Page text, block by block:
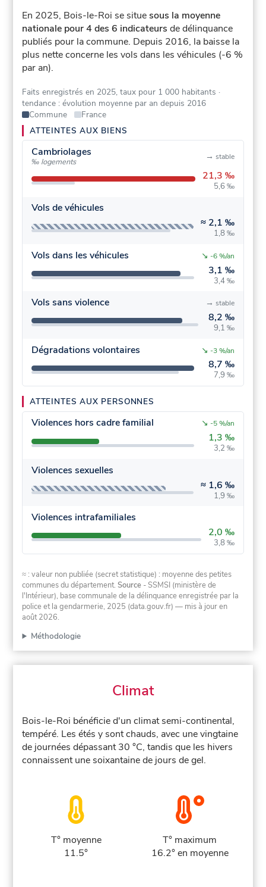
En 2025, Bois-le-Roi se situesous la moyenne
nationale pour 4 des 6 indicateurs de délinquance
publiés pour la commune. Depuis 2016, la baisse la
plus nette concerne les vols dans les véhicules (-6 %
par an).
Faits enregistrés en 2025, taux pour 1 000 habitants ·
tendance : évolution moyenne par an depuis 2016
Commune
France
ATTEINTES AUX BIENS
Cambriolages
‰ logements
21,3 ‰
5,6 ‰
→ stable
Vols de véhicules
≈ 2,1 ‰
1,8 ‰
Vols dans les véhicules
3,1 ‰
3,4 ‰
↘ -6 %/an
Vols sans violence
8,2 ‰
9,1 ‰
→ stable
Dégradations volontaires
8,7 ‰
7,9 ‰
↘ -3 %/an
ATTEINTES AUX PERSONNES
Violences hors cadre familial
1,3 ‰
3,2 ‰
↘ -5 %/an
Violences sexuelles
≈ 1,6 ‰
1,9 ‰
Violences intrafamiliales
2,0 ‰
3,8 ‰
≈ : valeur non publiée (secret statistique) : moyenne des petites
communes du département.Source - SSMSI (ministère de
l'Intérieur), base communale de la délinquance enregistrée par la
police et la gendarmerie, 2025 (data.gouv.fr) — mis à jour en
août 2026.
Méthodologie
Climat
Bois-le-Roi bénéficie d'un climat semi-continental,
tempéré. Les étés y sont chauds, avec une vingtaine
de journées dépassant 30 °C, tandis que les hivers
connaissent une soixantaine de jours de gel.
T° moyenne
11.5°
T° maximum
16.2° en moyenne